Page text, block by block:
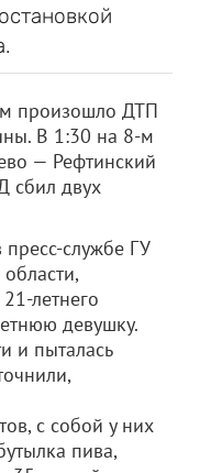
произошло ДТП
В 1:30 на 8-м
— Рефтинский
сбил двух
службе ГУ
летнего
девушку.
и пыталась
с собой у них
пива,